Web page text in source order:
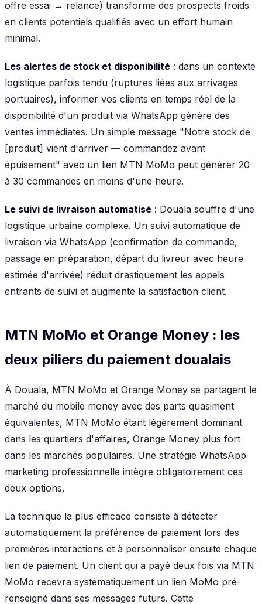
offre essai → relance) transforme des prospects froids
en clients potentiels qualifiés avec un effort humain
minimal.
Les alertes de stock et disponibilité : dans un contexte
logistique parfois tendu (ruptures liées aux arrivages
portuaires), informer vos clients en temps réel de la
disponibilité d'un produit via WhatsApp génère des
ventes immédiates. Un simple message "Notre stock de
[produit] vient d'arriver — commandez avant
épuisement" avec un lien MTN MoMo peut générer 20
à 30 commandes en moins d'une heure.
Le suivi de livraison automatisé : Douala souffre d'une
logistique urbaine complexe. Un suivi automatique de
livraison via WhatsApp (confirmation de commande,
passage en préparation, départ du livreur avec heure
estimée d'arrivée) réduit drastiquement les appels
entrants de suivi et augmente la satisfaction client.
MTN MoMo et Orange Money : les
deux piliers du paiement doualais
À Douala, MTN MoMo et Orange Money se partagent le
marché du mobile money avec des parts quasiment
équivalentes, MTN MoMo étant légèrement dominant
dans les quartiers d'affaires, Orange Money plus fort
dans les marchés populaires. Une stratégie WhatsApp
marketing professionnelle intègre obligatoirement ces
deux options.
La technique la plus efficace consiste à détecter
automatiquement la préférence de paiement lors des
premières interactions et à personnaliser ensuite chaque
lien de paiement. Un client qui a payé deux fois via MTN
MoMo recevra systématiquement un lien MoMo pré-
renseigné dans ses messages futurs. Cette